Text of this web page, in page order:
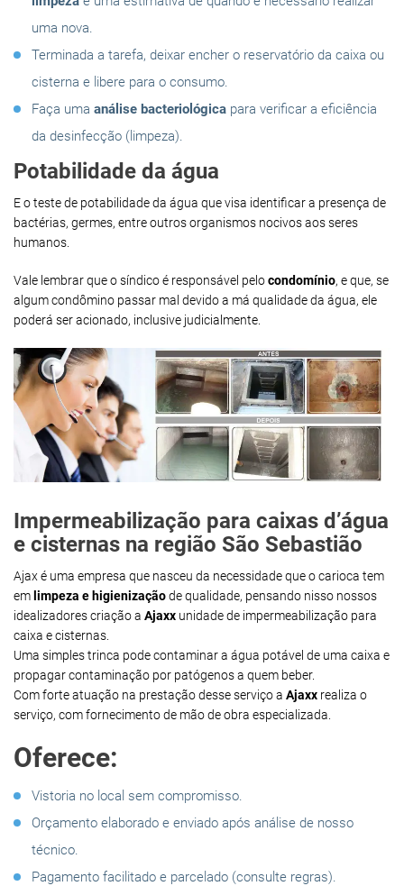
uma nova.
Terminada a tarefa, deixar encher o reservatório da caixa ou
cisterna e libere para o consumo.
Faça uma análise bacteriológica para verificar a eficiência
da desinfecção (limpeza).
Potabilidade da água
E o teste de potabilidade da água que visa identificar a presença de
bactérias, germes, entre outros organismos nocivos aos seres
humanos.
Vale lembrar que o síndico é responsável pelocondomínio, e que, se
algum condômino passar mal devido a má qualidade da água, ele
poderá ser acionado, inclusive judicialmente.
Impermeabilização para caixas d’água
e cisternas na região São Sebastião
Ajax é uma empresa que nasceu da necessidade que o carioca tem
em limpeza e higienizaçãode qualidade, pensando nisso nossos
idealizadores criação a Ajaxx unidade de impermeabilização para
caixa e cisternas.
Uma simples trinca pode contaminar a água potável de uma caixa e
propagar contaminação por patógenos a quem beber.
Com forte atuação na prestação desse serviço a Ajaxx realiza o
serviço, com fornecimento de mão de obra especializada.
Oferece:
Vistoria no local sem compromisso.
Orçamento elaborado e enviado após análise de nosso
técnico.
Pagamento facilitado e parcelado (consulte regras).